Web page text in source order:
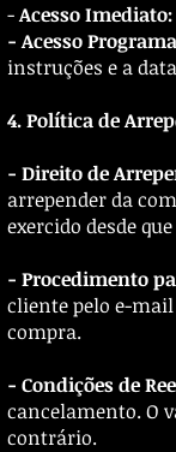
-Acesso Imediato:
- Acesso
instruções e a
4. Política de
- Direito de
arrepender da
exercido desde
- Procedimento
cliente pelo e-mail
compra.
- Condições de
cancelamento. O
contrário.